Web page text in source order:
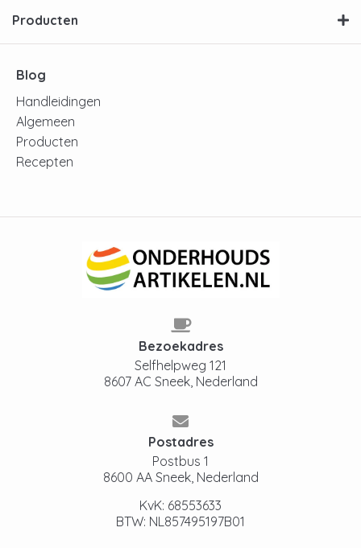
Producten
Blog
Handleidingen
Algemeen
Producten
Recepten
Bezoekadres
Selfhelpweg 121
8607 AC Sneek, Nederland
Postadres
Postbus 1
8600 AA Sneek, Nederland
KvK: 68553633
BTW: NL857495197B01